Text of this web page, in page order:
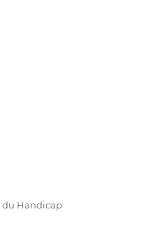
du Handicap